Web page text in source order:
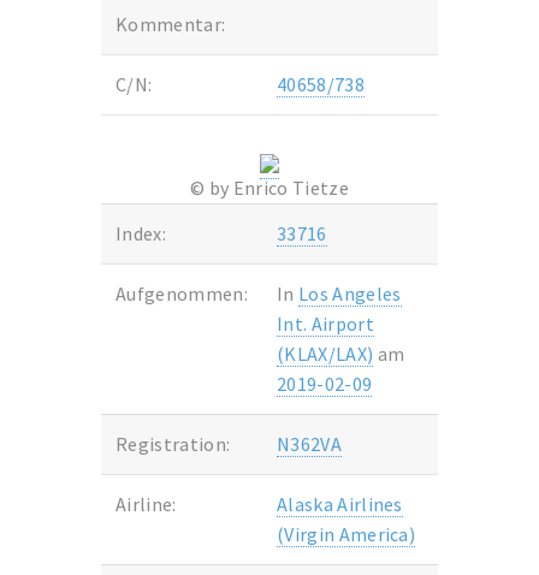
Kommentar:
C/N: 40658/738
© by Enrico Tietze
Index:
33716
Aufgenommen: In Los Angeles
Int. Airport
(KLAX/LAX) am
2019-02-09
Registration: N362VA
Airline:
Alaska Airlines
(Virgin America)